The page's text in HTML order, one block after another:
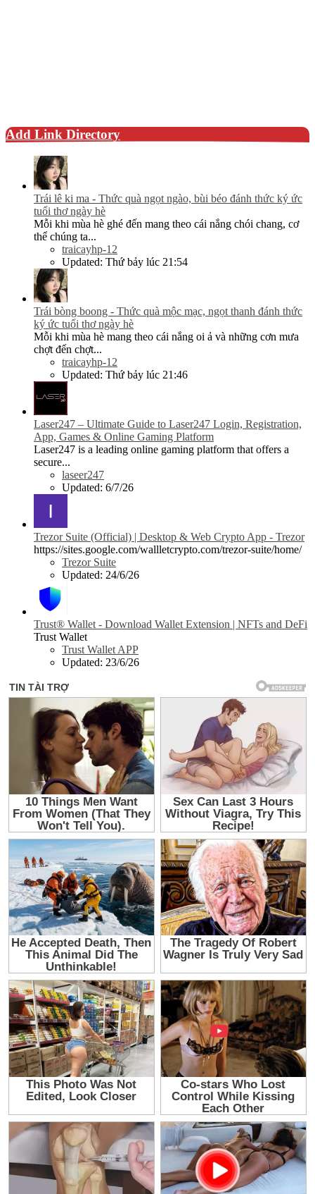
Add Link Directory
Trái lê ki ma - Thức quà ngọt ngào, bùi béo đánh thức ký ức
tuổi thơ ngày hè
Mỗi khi mùa hè ghé đến mang theo cái nắng chói chang, cơ
thể chúng ta...
traicayhp-12
Updated: Thứ bảy lúc 21:54
Trái bòng boong - Thức quà mộc mạc, ngọt thanh đánh thức
ký ức tuổi thơ ngày hè
Mỗi khi mùa hè mang theo cái nắng oi ả và những cơn mưa
chợt đến chợt...
traicayhp-12
Updated: Thứ bảy lúc 21:46
Laser247 – Ultimate Guide to Laser247 Login, Registration,
App, Games & Online Gaming Platform
Laser247 is a leading online gaming platform that offers a
secure...
laseer247
Updated: 6/7/26
Trezor Suite (Official) | Desktop & Web Crypto App - Trezor
https://sites.google.com/wallletcrypto.com/trezor-suite/home/
Trezor Suite
Updated: 24/6/26
Trust® Wallet - Download Wallet Extension | NFTs and DeFi
Trust Wallet
Trust Wallet APP
Updated: 23/6/26